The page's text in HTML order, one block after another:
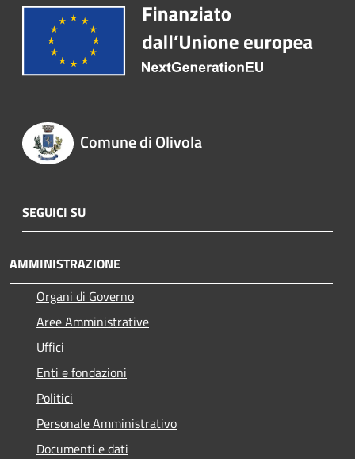
Comune di Olivola
SEGUICI SU
AMMINISTRAZIONE
Organi di Governo
Aree Amministrative
Uffici
Enti e fondazioni
Politici
Personale Amministrativo
Documenti e dati